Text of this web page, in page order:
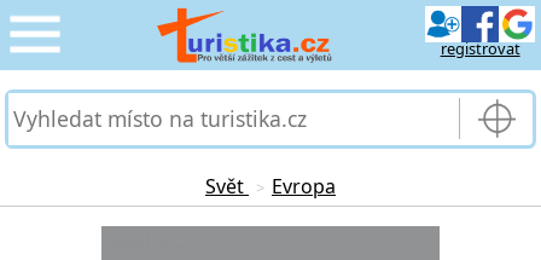
registrovat
CESTOVÁNÍ
PRO TURISTY
Svět > Evropa